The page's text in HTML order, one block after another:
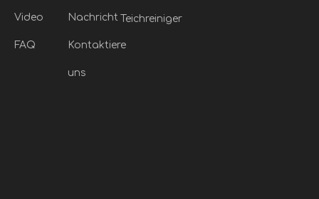
Video
FAQ
Nachricht
Kontaktiere
uns
Teichreiniger